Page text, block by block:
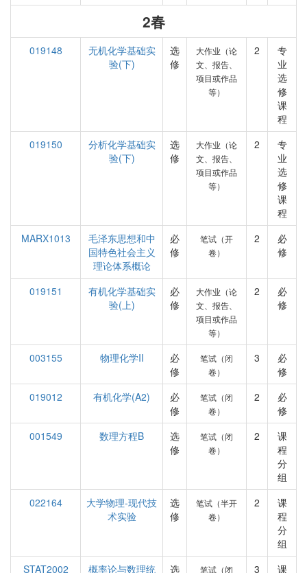
2春
019148
无机化学基础实
验(下)
选
修
大作业（论
文、报告、
项目或作品
等）
2
专
业
选
修
课
程
019150
分析化学基础实
验(下)
选
修
大作业（论
文、报告、
项目或作品
等）
2
专
业
选
修
课
程
MARX1013
毛泽东思想和中
国特色社会主义
理论体系概论
必
修
笔试（开
卷）
2
必
修
019151
有机化学基础实
验(上)
必
修
大作业（论
文、报告、
项目或作品
等）
2
必
修
003155 物理化学II
必
修
笔试（闭
卷）
3
必
修
019012
有机化学(A2)
必
修
笔试（闭
卷）
2
必
修
001549
数理方程B
选
修
笔试（闭
卷）
2
课
程
分
组
022164
大学物理-现代技
术实验
选
修
笔试（半开
卷）
2
课
程
分
组
STAT2002
概率论与数理统 选 笔试（闭 3 课